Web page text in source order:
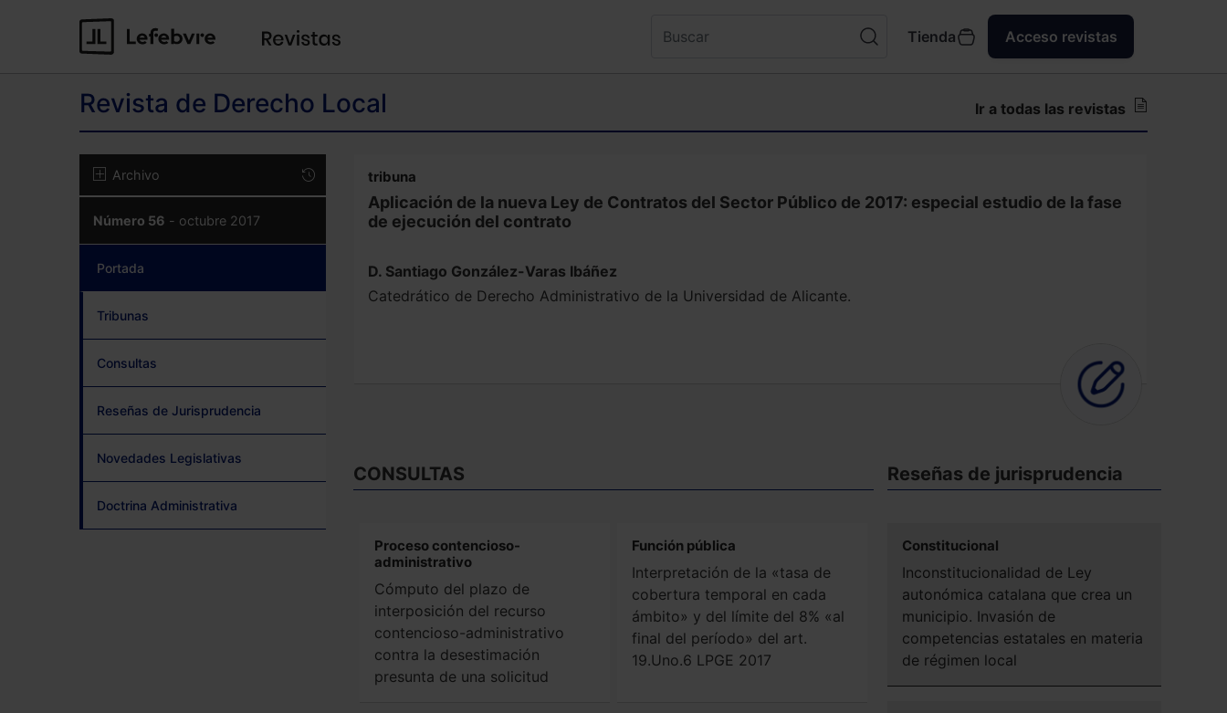
Tienda Acceso revistas
Revista de Derecho Local Ir a todas las revistas
Archivo
Número 56 - octubre 2017
Portada
Tribunas
Consultas
Reseñas de Jurisprudencia
Novedades Legislativas
Doctrina Administrativa
tribuna
Aplicación de la nueva Ley de Contratos del Sector Público de 2017: especial estudio de la fase
de ejecución del contrato
D. Santiago González-Varas Ibáñez
Catedrático de Derecho Administrativo de la Universidad de Alicante.
CONSULTAS
Proceso contencioso-
administrativo
Cómputo del plazo de
interposición del recurso
contencioso-administrativo
contra la desestimación
presunta de una solicitud
Función pública
Interpretación de la «tasa de
cobertura temporal en cada
ámbito» y del límite del 8% «al
final del período» del art.
19.Uno.6 LPGE 2017
Reseñas de jurisprudencia
Constitucional
Inconstitucionalidad de Ley
autonómica catalana que crea un
municipio. Invasión de
competencias estatales en materia
de régimen local